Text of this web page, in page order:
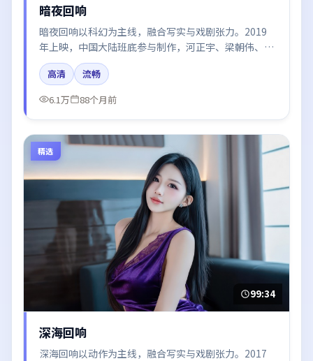
暗夜回响
暗夜回响以科幻为主线，融合写实与戏剧张力。2019
年上映，中国大陆班底参与制作，河正宇、梁朝伟、易
烊千玺、王凯、周冬雨在片中呈现细腻表演，影像风格
统一，配乐与剪辑强化了情绪曲线。
高清
流畅
6.1万
88个月前
精选
99:34
深海回响
深海回响以动作为主线，融合写实与戏剧张力。2017